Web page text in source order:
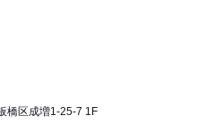
橋区成増1-25-7 1F